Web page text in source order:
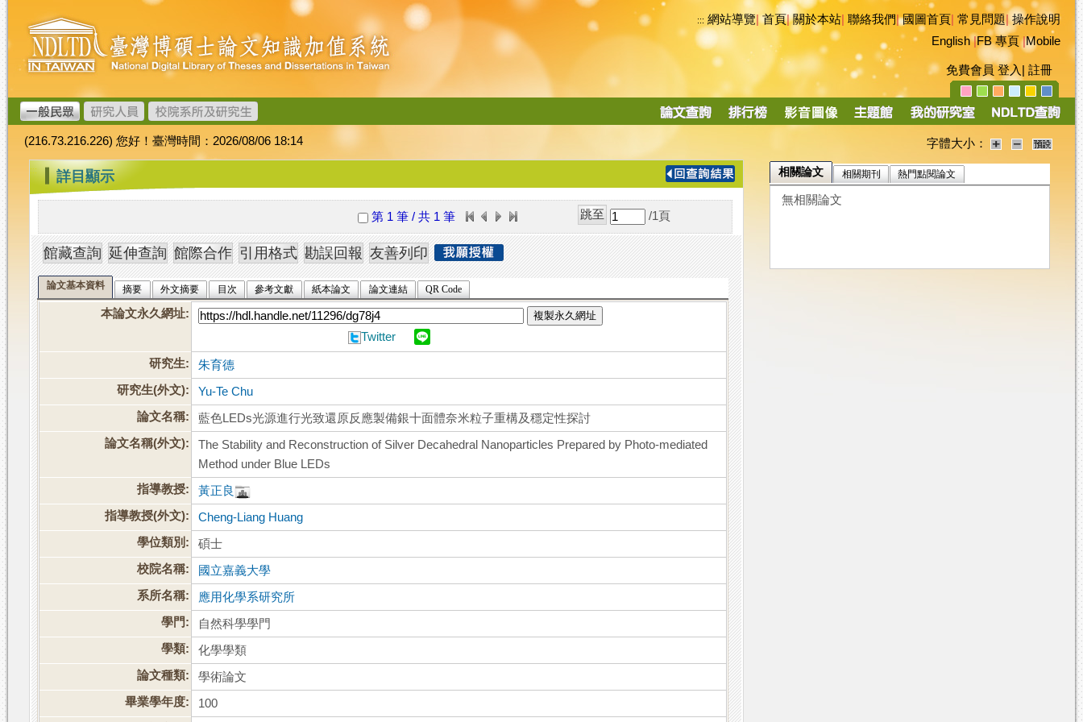
跳
到
主
要
內
容
臺
灣
博
碩
士
論
文
加
值
系
統
::: 網站導覽|首頁|關於本站 聯絡我們|國圖首頁 常見問題|操作說明
English|FB 專頁|Mobile
免費會員 登入 註冊
導
(216.73.216.226) 您好！臺灣時間：2026/08/06 18:14 字體大小：
::: 詳目顯示
第 1 筆 / 共 1 筆 /1 頁
論文基本資料 摘要 外文摘要 目次 參考文獻 紙本論文 論文連結 QR Code
本論文永久網址: 複製永久網址
Twitter
研究生:
朱育德
研究生(外文):
Yu-Te Chu
論文名稱:
藍色LEDs光源進行光致還原反應製備銀十面體奈米粒子重構及穩定性探討
論文名稱(外文):
The Stability and Reconstruction of Silver Decahedral Nanoparticles Prepared by Photo-mediated
Method under Blue LEDs
指導教授:
黃正良
指導教授(外文):
Cheng-Liang Huang
學位類別:
碩士
校院名稱:
國立嘉義大學
系所名稱:
應用化學系研究所
學門:
自然科學學門
學類:
化學學類
論文種類:
學術論文
畢業學年度:
100
相關論文 相關期刊 熱門點閱論文
無相關論文